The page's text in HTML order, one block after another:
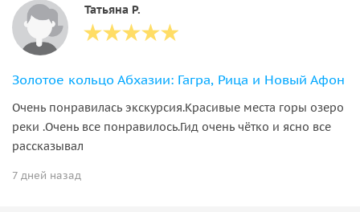
Татьяна Р.
Золотое кольцо Абхазии: Гагра, Рица и Новый Афон
Очень понравилась экскурсия.Красивые места горы озеро
реки .Очень все понравилось.Гид очень чётко и ясно все
рассказывал
7 дней назад